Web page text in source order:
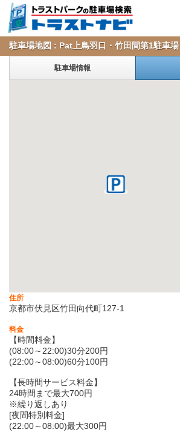
駐車場地図 : Pat上鳥羽口・竹田間第1駐車場
駐車場情報
住所
京都市伏見区竹田向代町127-1
料金
【時間料金】
(08:00～22:00)30分200円
(22:00～08:00)60分100円
【長時間サービス料金】
24時間まで最大700円
※繰り返しあり
[夜間特別料金]
(22:00～08:00)最大300円